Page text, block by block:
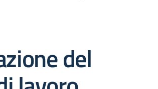
del